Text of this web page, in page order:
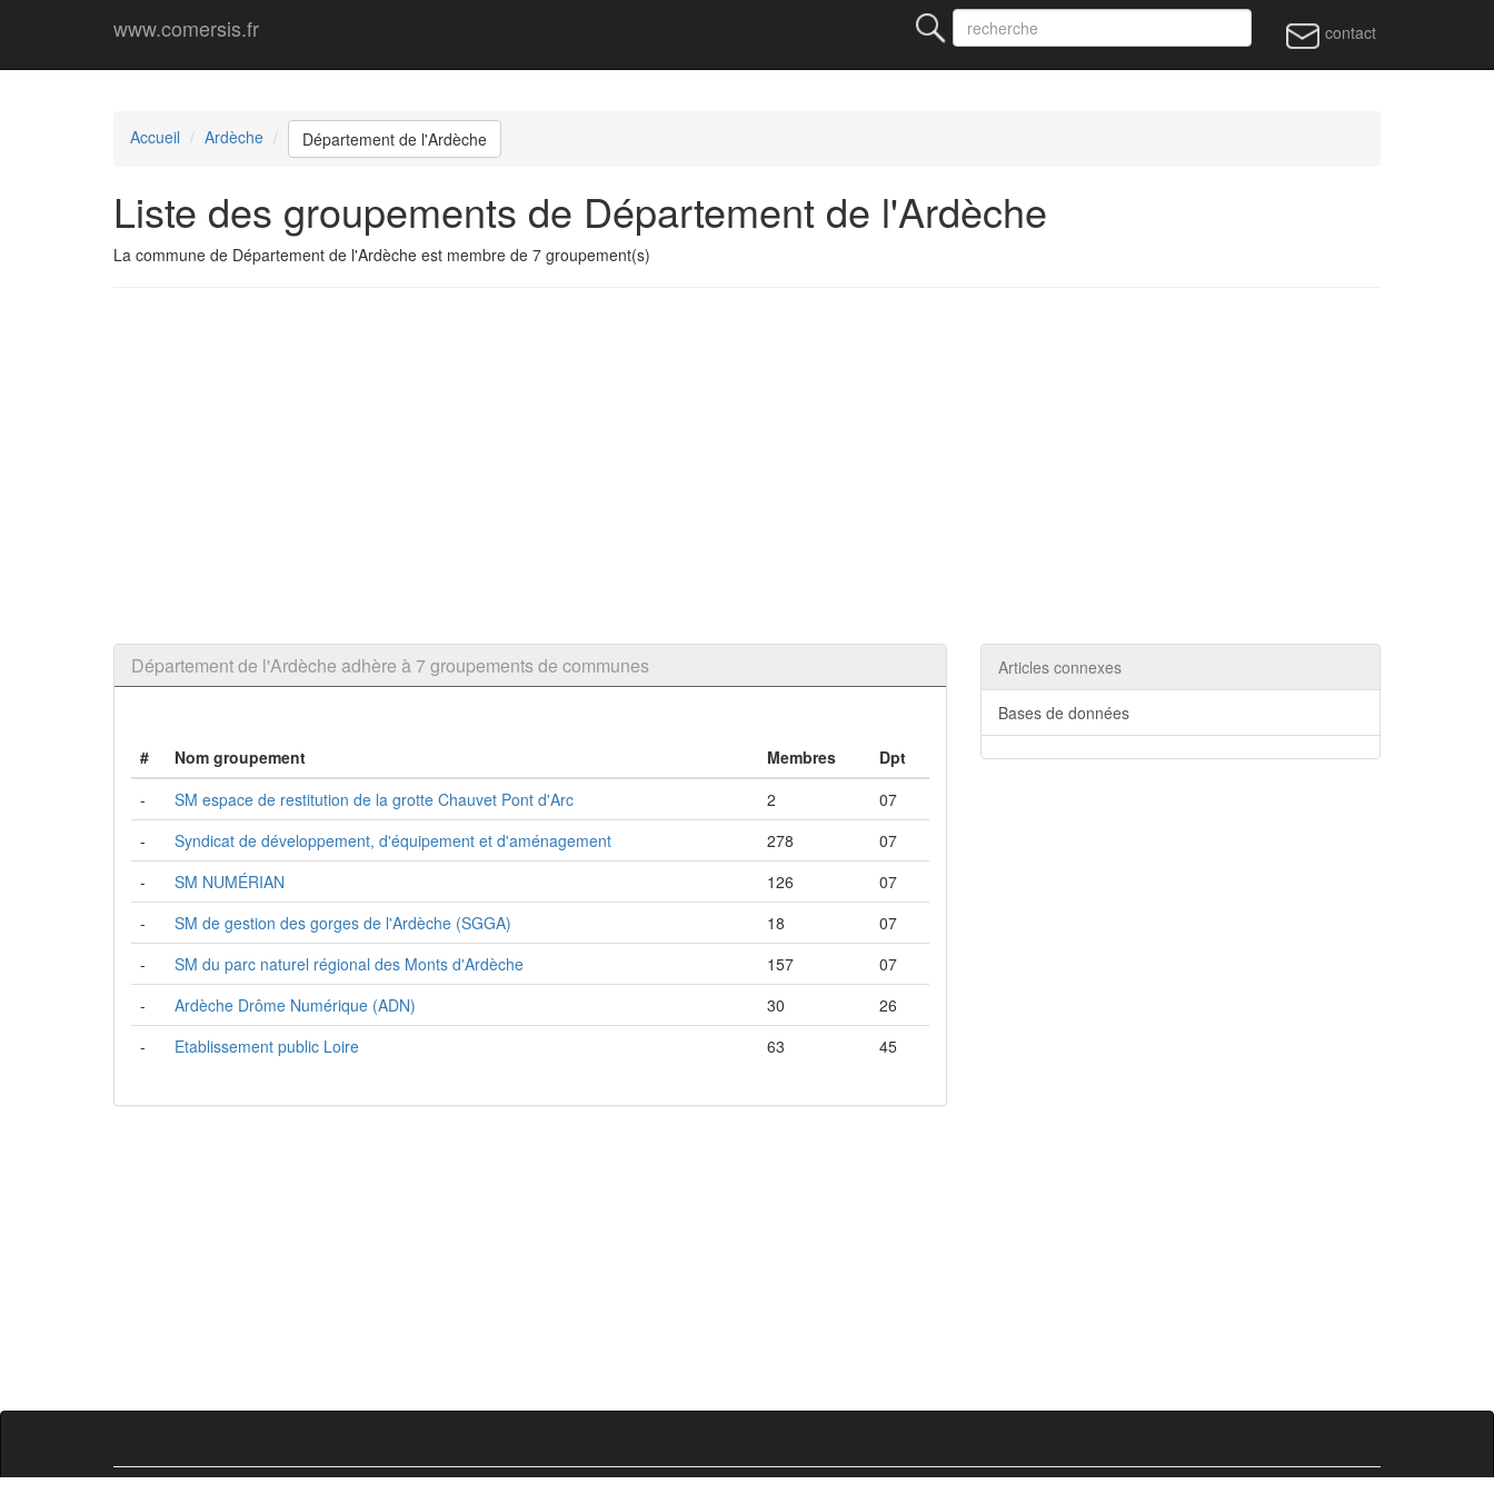
www.comersis.fr contact
Accueil Ardèche Département de l'Ardèche
Liste des groupements de Département de l'Ardèche
La commune de Département de l'Ardèche est membre de 7 groupement(s)
Département de l'Ardèche adhère à 7 groupements de communes
# Nom groupement Membres
Dpt
-
SM espace de restitution de la grotte Chauvet Pont d'Arc 2
07
-
Syndicat de développement, d'équipement et d'aménagement 278
07
-
SM NUMÉRIAN 126
07
-
SM de gestion des gorges de l'Ardèche (SGGA) 18
07
-
SM du parc naturel régional des Monts d'Ardèche 157
07
-
Ardèche Drôme Numérique (ADN) 30
26
-
Etablissement public Loire 63 45
Articles connexes
Bases de données